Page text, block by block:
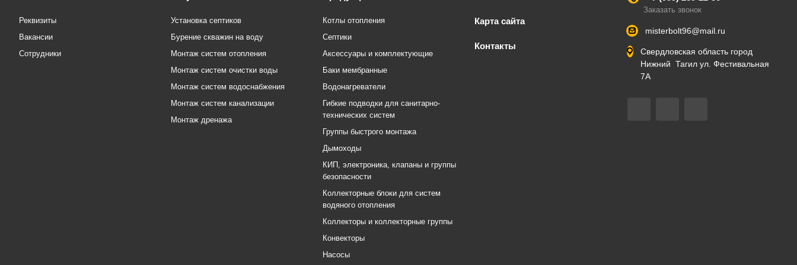
Реквизиты
Вакансии
Сотрудники
Установка септиков
Бурение скважин на воду
Монтаж систем отопления
Монтаж систем очистки воды
Монтаж систем водоснабжения
Монтаж систем канализации
Монтаж дренажа
Котлы отопления
Септики
Аксессуары и комплектующие
Баки мембранные
Водонагреватели
Гибкие подводки для санитарно-
технических систем
Группы быстрого монтажа
Дымоходы
КИП, электроника, клапаны и группы
безопасности
Коллекторные блоки для систем
водяного отопления
Коллекторы и коллекторные группы
Конвекторы
Насосы
Карта сайта
Контакты
Заказать звонок
misterbolt96@mail.ru
Свердловская область город
Нижний Тагил ул. Фестивальная
7А